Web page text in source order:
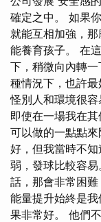
確定之中。 如果
就能互相加強，
能養育孩子。 在
下，稍微向內轉
種情況下，也許
怪別人和環境很容
即使在一場我在
可以做的一點點
好，但我當時不
弱，發球比較容
話，那會非常困
能量提升始終是
果非常好。 他們